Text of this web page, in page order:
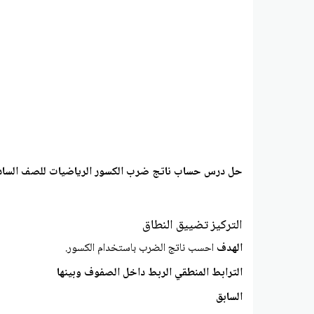
حل درس حساب ناتج ضرب الكسور الرياضيات للصف
التركيز تضييق النطاق
الهدف احسب ناتج الضرب باستخدام الكسور.
الترابط المنطقي الربط داخل الصفوف وبينها
السابق